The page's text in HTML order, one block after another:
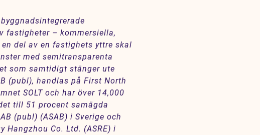
fastigheter – kommersiella,
del av en fastighets yttre skal
med semitransparenta
som samtidigt stänger ute
(publ), handlas på First North
SOLT och har över 14,000
till 51 procent samägda
(publ) (ASAB) i Sverige och
Hangzhou Co. Ltd. (ASRE) i